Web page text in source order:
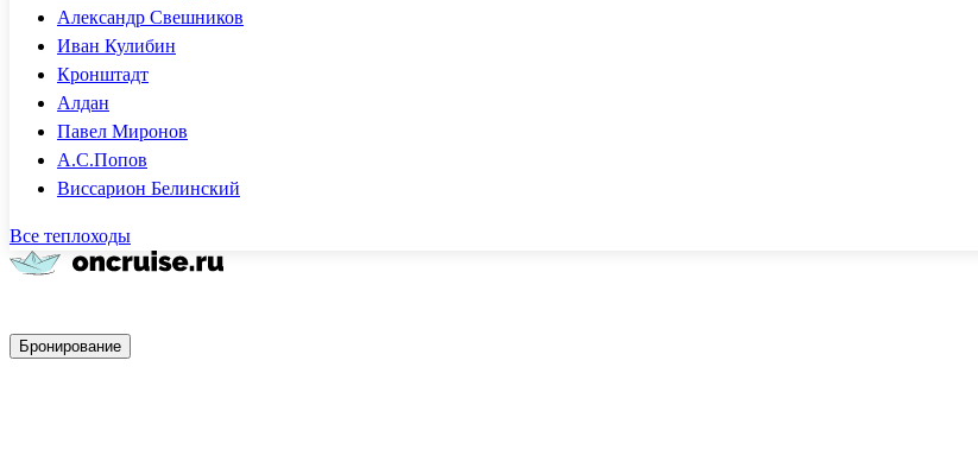
Александр Свешников
Иван Кулибин
Кронштадт
Алдан
Павел Миронов
А.С.Попов
Виссарион Белинский
Все теплоходы
Бронирование